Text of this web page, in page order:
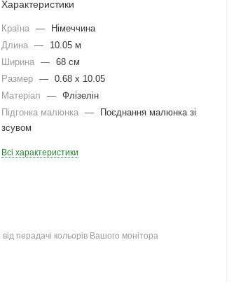
Характеристики
Країна —
Німеччина
Длина —
10.05 м
Ширина — 68 см
Размер — 0.68 x 10.05
Матеріал
— Флізелін
Підгонка малюнка —
Поєднання малюнка зі
зсувом
Всі характеристики
перадачі кольорів Вашого монітора